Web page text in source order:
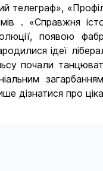
телеграф»,
. «Справжня
появою
ідеї
почали
дізнатися про